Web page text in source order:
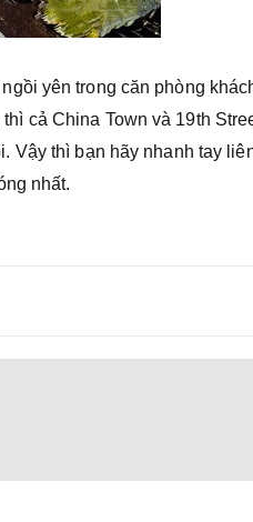
yên trong căn phòng
cả China Town và 19th
Vậy thì bạn hãy nhanh tay
nhất.